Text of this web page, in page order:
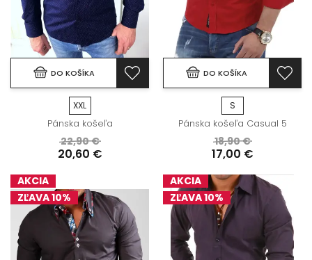
DO KOŠÍKA
XXL
Pánska košeľa
22,90 €
20,60 €
DO KOŠÍKA
S
Pánska košeľa Casual 5
18,90 €
17,00 €
AKCIA
ZĽAVA 10%
AKCIA
ZĽAVA 10%